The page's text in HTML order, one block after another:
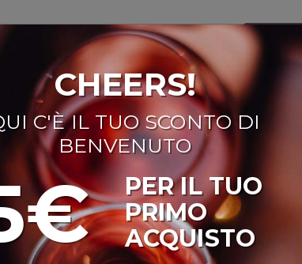
BOLLICINE CAVEAU SPIRITS BIRRE
Toscana Igt 2021
"GOVERNO ALL'USO
IGT 2021
CHEERS!
C'È IL TUO SCONTO DI
BENVENUTO
PER IL TUO
PRIMO
ACQUISTO